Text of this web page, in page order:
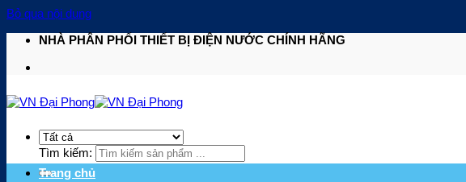
Bỏ qua nội dung
NHÀ PHÂN PHỐI THIẾT BỊ ĐIỆN NƯỚC CHÍNH HÃNG
Tìm kiếm:
Trang chủ